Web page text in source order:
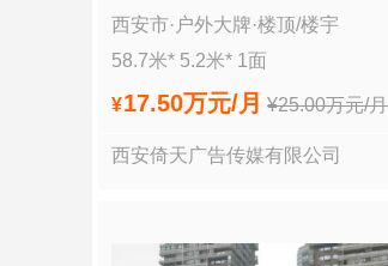
西安市· 户外大牌·楼顶/楼宇
58.7米* 5.2米* 1 面
¥17.50万元/月 ¥25.00万元/月
西安倚天广告传媒有限公司